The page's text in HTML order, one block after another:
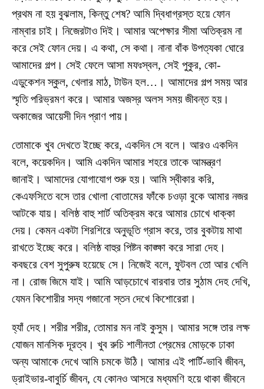
প্রথম না হয় বুঝলাম, কিন্তু শেষ? আমি দ্বিধাগ্রস্ত হয়ে ফোন
নাম্বার চাই। নিজেরটাও দিই। আমার অপেক্ষার সীমা অতিক্রম না
করে সেই ফোন দেয়। এ কথা, সে কথা। নানা বাঁক উপত্যকা ঘোরে
আমাদের গল্প। সেই ফেলে আসা মফঃস্বল, সেই পুকুর, কো-
এডুকেশন স্কুল, খেলার মাঠ, টাউন হল…। আমাদের গল্প সময় আর
স্মৃতি পরিভ্রমণ করে। আমার অজস্র অলস সময় জীবন্ত হয়।
অকাজের আয়েসী দিন প্রাণ পায়।
তোমাকে খুব দেখতে ইচ্ছে করে, একদিন সে বলে। আরও একদিন
বলে, কয়েকদিন। আমি একদিন আমার শহরে তাকে আমন্ত্রণ
জানাই। আমাদের যোগাযোগ শুরু হয়। আমি স্বীকার করি,
কেএফসিতে বসে তার খোলা বোতামের ফাঁকে চওড়া বুকে আমার নজর
আটকে যায়। বলিষ্ঠ বাহু শার্ট অতিক্রম করে আমার চোখে ধাক্কা
দেয়। কেমন একটা শিরশিরে অনুভূতি গ্রাস করে, তার বুকটায় মাথা
রাখতে ইচ্ছে করে। বলিষ্ঠ বাহুর পিষ্টন কাঙ্ক্ষা করে সারা দেহ।
কবছরে বেশ সুপুরুষ হয়েছে সে। নিজেই বলে, ফুটবল তো আর খেলি
না। রোজ জিমে যাই। আমি আড়চোখে বারবার তার সুঠাম দেহ দেখি,
যেমন কিশোরীর সদ্য গজানো স্তন দেখে কিশোরেরা।
হ্যাঁ দেহ। শরীর শরীর, তোমার মন নাই কুসুম। আমার সঙ্গে তার লক্ষ
যোজন মানসিক দূরত্ব। খুব রুচি শালীনতা প্রেমের মোড়কে ঢাকা
অন্য আমাকে দেখে আমি চমকে উঠি। আমার এই পার্টি-ভাবি জীবন,
ড্রাইভার-বাবুর্চি জীবন, যে কোনও আসরে মধ্যমণি হয়ে থাকা জীবনে